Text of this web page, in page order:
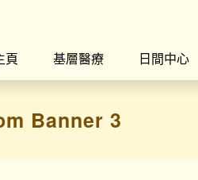
頁
基層醫療 日間中心
Banner 3